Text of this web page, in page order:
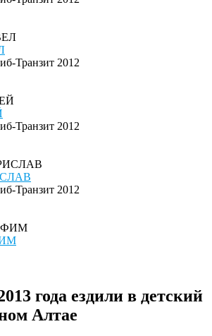
Транзит 2012
Транзит 2012
Транзит 2012
года ездили в детский
Алтае